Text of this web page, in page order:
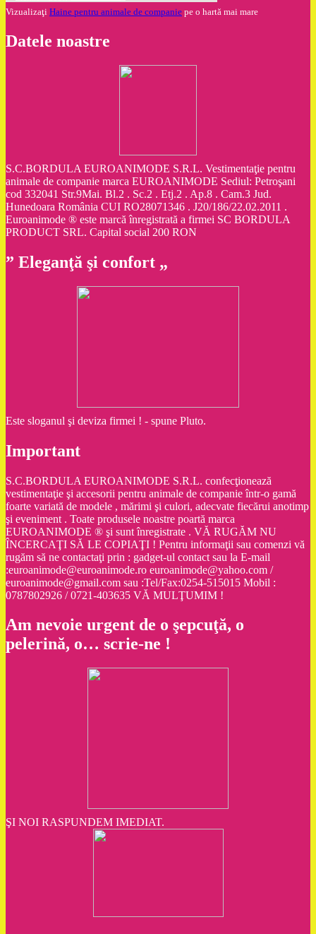
Vizualizaţi Haine pentru animale de companie pe o hartă mai mare
Datele noastre
S.C.BORDULA EUROANIMODE S.R.L. Vestimentaţie pentru
animale de companie marca EUROANIMODE Sediul: Petroşani
cod 332041 Str.9Mai. Bl.2 . Sc.2 . Etj.2 . Ap.8 . Cam.3 Jud.
Hunedoara România CUI RO28071346 . J20/186/22.02.2011 .
Euroanimode ® este marcă înregistrată a firmei SC BORDULA
PRODUCT SRL. Capital social 200 RON
” Eleganţă şi confort „
Este sloganul şi deviza firmei ! - spune Pluto.
Important
S.C.BORDULA EUROANIMODE S.R.L. confecţionează
vestimentaţie şi accesorii pentru animale de companie într-o gamă
foarte variată de modele , mărimi şi culori, adecvate fiecărui anotimp
şi eveniment . Toate produsele noastre poartă marca
EUROANIMODE ® şi sunt înregistrate . VĂ RUGĂM NU
ÎNCERCAŢI SĂ LE COPIAŢI ! Pentru informaţii sau comenzi vă
rugăm să ne contactaţi prin : gadget-ul contact sau la E-mail
:euroanimode@euroanimode.ro euroanimode@yahoo.com /
euroanimode@gmail.com sau :Tel/Fax:0254-515015 Mobil :
0787802926 / 0721-403635 VĂ MULŢUMIM !
Am nevoie urgent de o şepcuţă, o
pelerină, o… scrie-ne !
ŞI NOI RASPUNDEM IMEDIAT.